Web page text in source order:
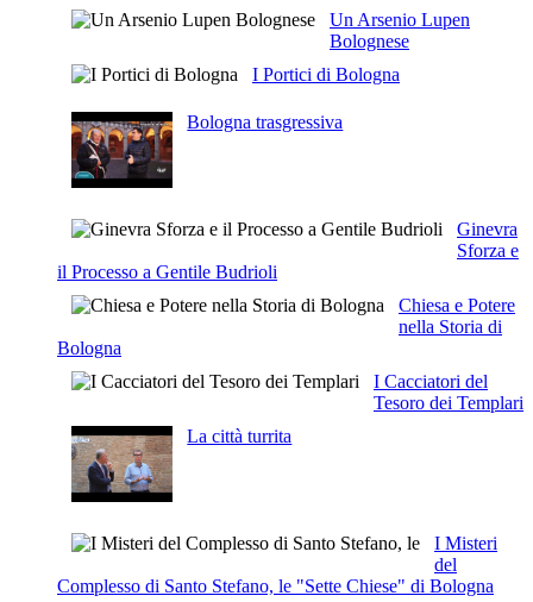
Un Arsenio Lupen
Bolognese
I Portici di Bologna
Bologna trasgressiva
Ginevra
Sforza e
il Processo a Gentile Budrioli
Chiesa e Potere
nella Storia di
Bologna
I Cacciatori del
Tesoro dei Templari
La città turrita
I Misteri
del
Complesso di Santo Stefano, le "Sette Chiese" di Bologna